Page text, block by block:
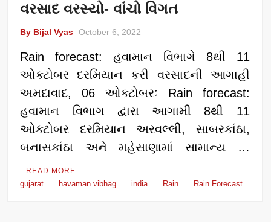
વરસાદ વરસ્યો- વાંચો વિગત
By Bijal Vyas October 6, 2022
Rain forecast: હવામાન વિભાગે 8થી 11
ઓક્ટોબર દરમિયાન કરી વરસાદની આગાહી
અમદાવાદ, 06 ઓક્ટોબરઃ Rain forecast:
હવામાન વિભાગ દ્વારા આગામી 8થી 11
ઓક્ટોબર દરમિયાન અરવલ્લી, સાબરકાંઠા,
બનાસકાંઠા અને મહેસાણામાં સામાન્ય …
READ MORE
gujarat havaman vibhag india Rain Rain Forecast